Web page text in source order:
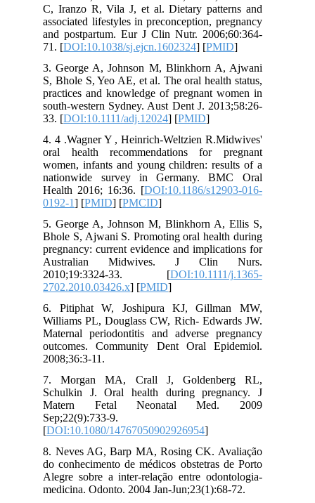
C, Iranzo R, Vila J, et al. Dietary patterns and
associated lifestyles in preconception, pregnancy
and postpartum. Eur J Clin Nutr. 2006;60:364-
71. [DOI:10.1038/sj.ejcn.1602324] [PMID
3. George A, Johnson M, Blinkhorn A, Ajwani
S, Bhole S, Yeo AE, et al. The oral health status,
practices and knowledge of pregnant women in
south-western Sydney. Aust Dent J. 2013;58:26-
33. [DOI:10.1111/adj.12024] [PMID
4. 4 .Wagner Y , Heinrich-Weltzien R.Midwives'
oral health recommendations for pregnant
women, infants and young children: results of a
nationwide survey in Germany. BMC Oral
Health 2016; 16:36. [DOI:10.1186/s12903-016-
0192-1] [PMID] [PMCID
5. George A, Johnson M, Blinkhorn A, Ellis S,
Bhole S, Ajwani S. Promoting oral health during
pregnancy: current evidence and implications for
Australian Midwives. J Clin Nurs.
2010;19:3324-33. [DOI:10.1111/j.1365-
2702.2010.03426.x] [PMID
6. Pitiphat W, Joshipura KJ, Gillman MW,
Williams PL, Douglass CW, Rich- Edwards JW.
Maternal periodontitis and adverse pregnancy
outcomes. Community Dent Oral Epidemiol.
2008;36:3-11.
7. Morgan MA, Crall J, Goldenberg RL,
Schulkin J. Oral health during pregnancy. J
Matern Fetal Neonatal Med. 2009
Sep;22(9):733-9.
[DOI:10.1080/14767050902926954
8. Neves AG, Barp MA, Rosing CK. Avaliação
do conhecimento de médicos obstetras de Porto
Alegre sobre a inter-relação entre odontologia-
medicina. Odonto. 2004 Jan-Jun;23(1):68-72.